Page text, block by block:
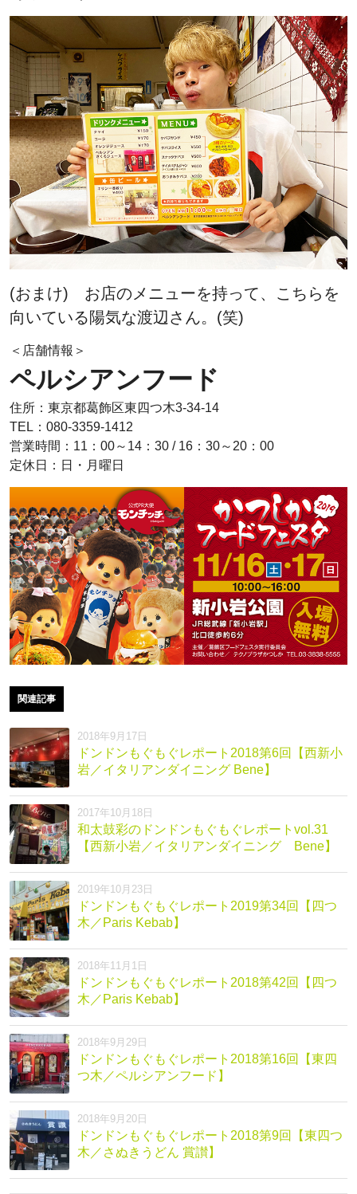
(おまけ) お店のメニューを持って、こちらを
向いている陽気な渡辺さん。(笑)
＜店舗情報＞
ペルシアンフード
住所：東京都葛飾区東四つ木3-34-14
TEL：080-3359-1412
営業時間：11：00～14：30 / 16：30～20：00
定休日：日・月曜日
関連記事
2018年9月17日
ドンドンもぐもぐレポート2018第6回【西新小
岩／イタリアンダイニング Bene】
2017年10月18日
和太鼓彩のドンドンもぐもぐレポートvol.31
【西新小岩／イタリアンダイニング Bene】
2019年10月23日
ドンドンもぐもぐレポート2019第34回【四つ
木／Paris Kebab】
2018年11月1日
ドンドンもぐもぐレポート2018第42回【四つ
木／Paris Kebab】
2018年9月29日
ドンドンもぐもぐレポート2018第16回【東四
つ木／ペルシアンフード】
2018年9月20日
ドンドンもぐもぐレポート2018第9回【東四つ
木／さぬきうどん 賞讃】